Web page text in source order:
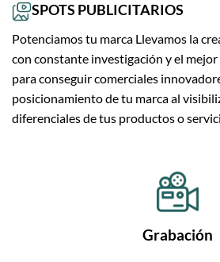
SPOTS PUBLICITARIOS
Potenciamos tu marca Llevamos la
con constante investigación y el
para conseguir comerciales
posicionamiento de tu marca al
diferenciales de tus productos o
Grabación